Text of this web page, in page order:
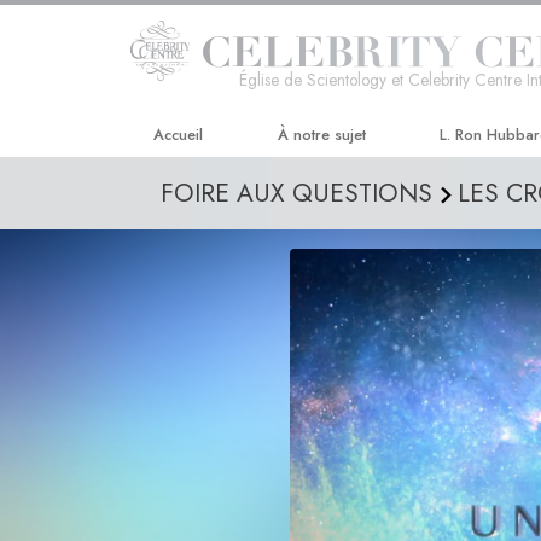
Église de Scientology et Celebrity Centre
Accueil À notre sujet L. Ron
FOIRE AUX QUESTIONS LES